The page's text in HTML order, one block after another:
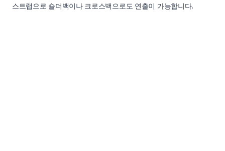
스트랩으로 숄더백이나 크로스백으로도 연출이 가능합니다.